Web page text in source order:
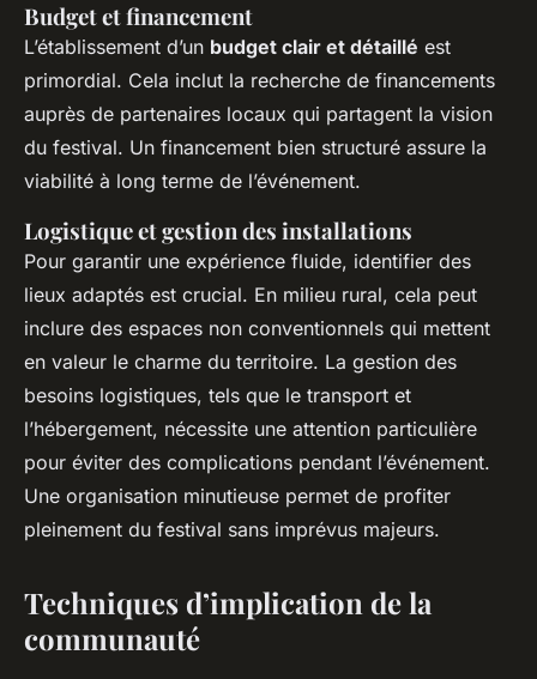
Budget et financement
L’établissement d’un budget clair et détaillé est
primordial. Cela inclut la recherche de financements
auprès de partenaires locaux qui partagent la vision
du festival. Un financement bien structuré assure la
viabilité à long terme de l’événement.
Logistique et gestion des installations
Pour garantir une expérience fluide, identifier des
lieux adaptés est crucial. En milieu rural, cela peut
inclure des espaces non conventionnels qui mettent
en valeur le charme du territoire. La gestion des
besoins logistiques, tels que le transport et
l’hébergement, nécessite une attention particulière
pour éviter des complications pendant l’événement.
Une organisation minutieuse permet de profiter
pleinement du festival sans imprévus majeurs.
Techniques d’implication de la
communauté